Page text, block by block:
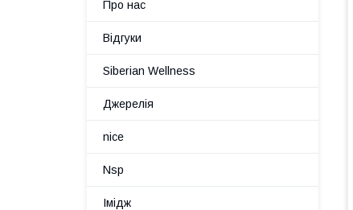
Про нас
Відгуки
Siberian Wellness
Джерелія
nice
Nsp
Імідж